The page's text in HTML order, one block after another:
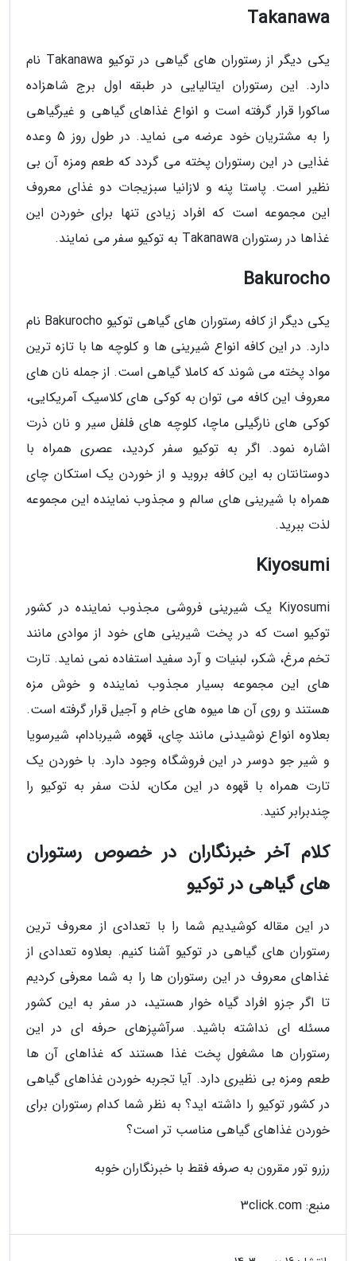
Takanawa
یکی دیگر از رستوران های گیاهی در توکیو Takanawa نام
دارد. این رستوران ایتالیایی در طبقه اول برج شاهزاده
ساکورا قرار گرفته است و انواع غذاهای گیاهی و غیرگیاهی
را به مشتریان خود عرضه می نماید. در طول روز 5 وعده
غذایی در این رستوران پخته می گردد که طعم ومزه آن بی
نظیر است. پاستا پنه و لازانیا سبزیجات دو غذای معروف
این مجموعه است که افراد زیادی تنها برای خوردن این
غذاها در رستوران Takanawa به توکیو سفر می نمایند.
Bakurocho
یکی دیگر از کافه رستوران های گیاهی توکیو Bakurocho نام
دارد. در این کافه انواع شیرینی ها و کلوچه ها با تازه ترین
مواد پخته می شوند که کاملا گیاهی است. از جمله نان های
معروف این کافه می توان به کوکی های کلاسیک آمریکایی،
کوکی های نارگیلی ماچا، کلوچه های فلفل سیر و نان ذرت
اشاره نمود. اگر به توکیو سفر کردید، عصری همراه با
دوستانتان به این کافه بروید و از خوردن یک استکان چای
همراه با شیرینی های سالم و مجذوب نماینده این مجموعه
لذت ببرید.
Kiyosumi
Kiyosumi یک شیرینی فروشی مجذوب نماینده در کشور
توکیو است که در پخت شیرینی های خود از موادی مانند
تخم مرغ، شکر، لبنیات و آرد سفید استفاده نمی نماید. تارت
های این مجموعه بسیار مجذوب نماینده و خوش مزه
هستند و روی آن ها میوه های خام و آجیل قرار گرفته است.
بعلاوه انواع نوشیدنی مانند چای، قهوه، شیربادام، شیرسویا
و شیر جو دوسر در این فروشگاه وجود دارد. با خوردن یک
تارت همراه با قهوه در این مکان، لذت سفر به توکیو را
چندبرابر کنید.
کلام آخر خبرنگاران در خصوص رستوران
های گیاهی در توکیو
در این مقاله کوشیدیم شما را با تعدادی از معروف ترین
رستوران های گیاهی در توکیو آشنا کنیم. بعلاوه تعدادی از
غذاهای معروف در این رستوران ها را به شما معرفی کردیم
تا اگر جزو افراد گیاه خوار هستید، در سفر به این کشور
مسئله ای نداشته باشید. سرآشپزهای حرفه ای در این
رستوران ها مشغول پخت غذا هستند که غذاهای آن ها
طعم ومزه بی نظیری دارد. آیا تجربه خوردن غذاهای گیاهی
در کشور توکیو را داشته اید؟ به نظر شما کدام رستوران برای
خوردن غذاهای گیاهی مناسب تر است؟
رزرو تور مقرون به صرفه فقط با خبرنگاران خوبه
منبع: 3click.com